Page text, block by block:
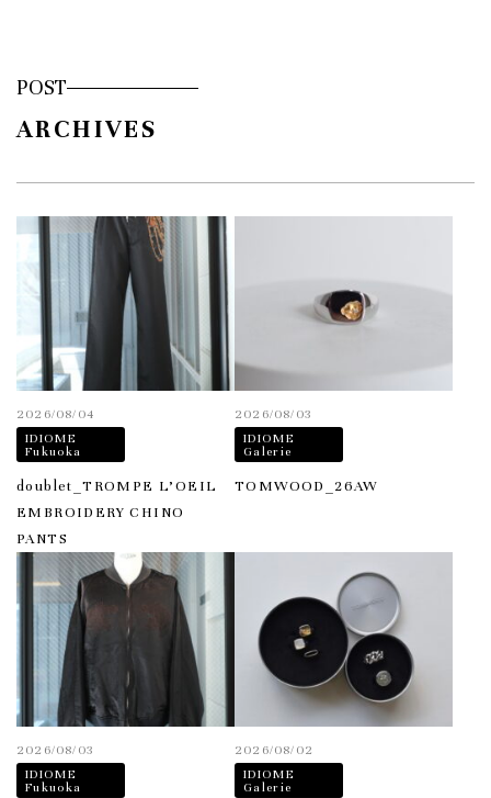
POST
ARCHIVES
2026/08/04
IDIOME
Fukuoka
doublet_TROMPE L’OEIL
EMBROIDERY CHINO
PANTS
2026/08/03
IDIOME
Galerie
TOMWOOD_26AW
2026/08/03
IDIOME
Fukuoka
2026/08/02
IDIOME
Galerie